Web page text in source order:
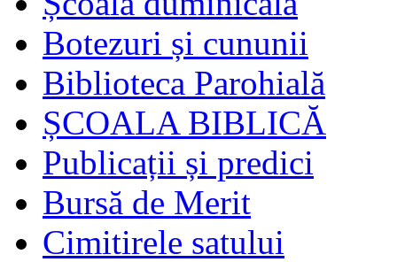
Botezuri și cununii
Biblioteca Parohială
ȘCOALA BIBLICĂ
Publicații și predici
Bursă de Merit
Cimitirele satului